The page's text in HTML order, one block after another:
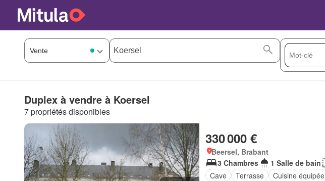
Duplex à vendre à Koersel
7 propriétés disponibles
330 000 €
Beersel, Brabant
3 Chambres
1 Salle de bain
Cave
Terrasse Cuisine équipée